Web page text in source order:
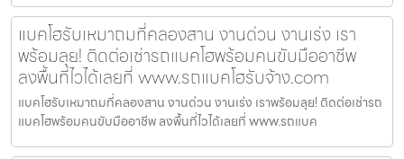
แบคโฮรับเหมาถมที่คลองสาน งานด่วน งานเร่ง เรา
พร้อมลุย! ติดต่อเช่ารถแบคโฮพร้อมคนขับมืออาชีพ
ลงพื้นที่ไวได้เลยที่ www.รถแบคโฮรับจ้าง.com
แบคโฮรับเหมาถมที่คลองสาน งานด่วน งานเร่ง เราพร้อมลุย! ติดต่อเช่ารถ
แบคโฮพร้อมคนขับมืออาชีพ ลงพื้นที่ไวได้เลยที่ www.รถแบค